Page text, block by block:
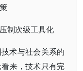
制次级工具化
术与社会关系的
来，技术只有完